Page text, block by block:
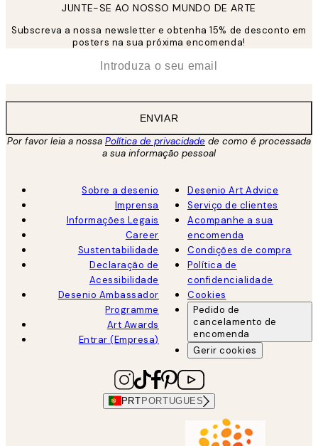
JUNTE-SE AO NOSSO MUNDO DE ARTE
Subscreva a nossa newsletter e obtenha 15% de desconto em
posters na sua próxima encomenda!
ENVIAR
Por favor leia a nossa Política de privacidade de como é processada
a sua informação pessoal
Sobre a desenio
Imprensa
Informações Legais
Career
Sustentabilidade
Declaração de
Acessibilidade
Desenio Ambassador
Programme
Art Awards
Entrar (Empresa)
Desenio Art Advice
Serviço de clientes
Acompanhe a sua
encomenda
Condições de compra
Política de
confidencialidade
Cookies
Pedido de
cancelamento de
encomenda
Gerir cookies
PRT PORTUGUES